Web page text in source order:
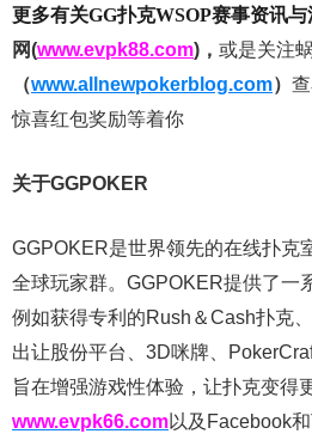
更多有关GG扑克WSOP赛事资讯与
网(www.evpk88.com) ， 或是关注
（www.allnewpokerblog.com）
惊喜红包奖励等着你
关于GGPOKER
GGPOKER是世界领先的在线扑克
全球玩家群。GGPOKER提供了一
例如获得专利的Rush＆Cash扑克
出让股份平台、3D咪牌、
旨在增强游戏性体验，让扑克变得
www.evpk66.com以及Facebook